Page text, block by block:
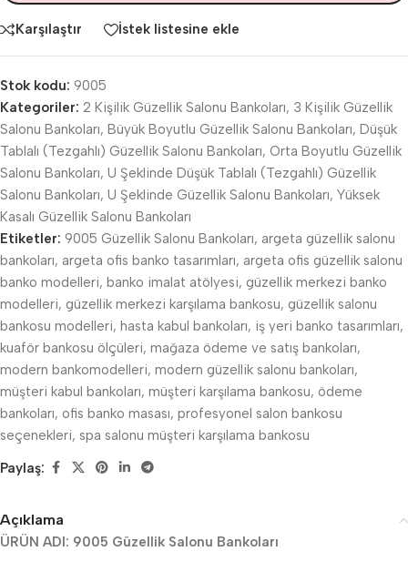
Karşılaştır İstek listesine ekle
Stok kodu: 9005
Kategoriler: 2 Kişilik Güzellik Salonu Bankoları, 3 Kişilik Güzellik
Salonu Bankoları, Büyük Boyutlu Güzellik Salonu Bankoları, Düşük
Tablalı (Tezgahlı) Güzellik Salonu Bankoları, Orta Boyutlu Güzellik
Salonu Bankoları, U Şeklinde Düşük Tablalı (Tezgahlı) Güzellik
Salonu Bankoları, U Şeklinde Güzellik Salonu Bankoları, Yüksek
Kasalı Güzellik Salonu Bankoları
Etiketler: 9005 Güzellik Salonu Bankoları, argeta güzellik salonu
bankoları, argeta ofis banko tasarımları, argeta ofis güzellik salonu
banko modelleri, banko imalat atölyesi, güzellik merkezi banko
modelleri, güzellik merkezi karşılama bankosu, güzellik salonu
bankosu modelleri, hasta kabul bankoları, iş yeri banko tasarımları,
kuaför bankosu ölçüleri, mağaza ödeme ve satış bankoları,
modern bankomodelleri, modern güzellik salonu bankoları,
müşteri kabul bankoları, müşteri karşılama bankosu, ödeme
bankoları, ofis banko masası, profesyonel salon bankosu
seçenekleri, spa salonu müşteri karşılama bankosu
Paylaş:
Açıklama
ÜRÜN ADI: 9005 Güzellik Salonu Bankoları